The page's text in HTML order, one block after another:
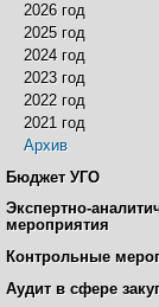
2026 год
2025 год
2024 год
2023 год
2022 год
2021 год
Архив
Бюджет УГО
Экспертно-
мероприятия
Контрольные
Аудит в сфере